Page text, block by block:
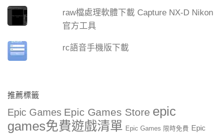
raw檔處理軟體下載 Capture NX-D Nikon
官方工具
rc語音手機版下載
推薦標籤
Epic Games Epic Games Store epic
games免費遊戲清單 Epic Games 限時免費 Epic